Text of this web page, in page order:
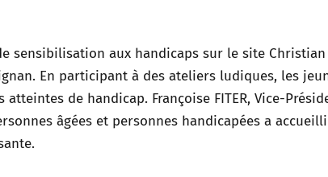
sensibilisation aux handicaps sur le site Christian
En participant à des ateliers ludiques, les
de handicap. Françoise FITER, Vice-
âgées et personnes handicapées a accueilli